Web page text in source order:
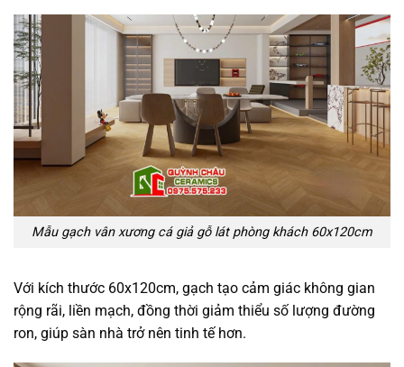
Mẫu gạch vân xương cá giả gỗ lát phòng khách 60x120cm
Với kích thước 60x120cm, gạch tạo cảm giác không gian
rộng rãi, liền mạch, đồng thời giảm thiểu số lượng đường
ron, giúp sàn nhà trở nên tinh tế hơn.